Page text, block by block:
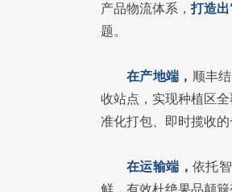
产品物流体系， 打造
题。
在产地端， 顺丰
收站点，实现种植区
准化打包、即时揽收
在运输端，依托
鲜，有效杜绝果品颠簸